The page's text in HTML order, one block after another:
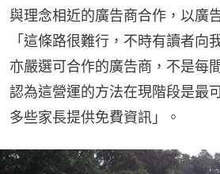
與理念相近的廣告商合作，以廣
「這條路很難行，不時有讀者向
亦嚴選可合作的廣告商，不是每
認為這營運的方法在現階段是最
多些家長提供免費資訊」。